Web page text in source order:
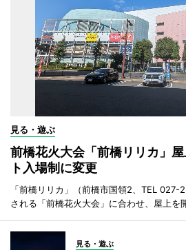
見る・遊ぶ
前橋花火大会「前橋リリカ」
ト入場制に変更
「前橋リリカ」（前橋市国領2、TEL
される「前橋花火大会」に合わせ、屋上を
見る・遊ぶ